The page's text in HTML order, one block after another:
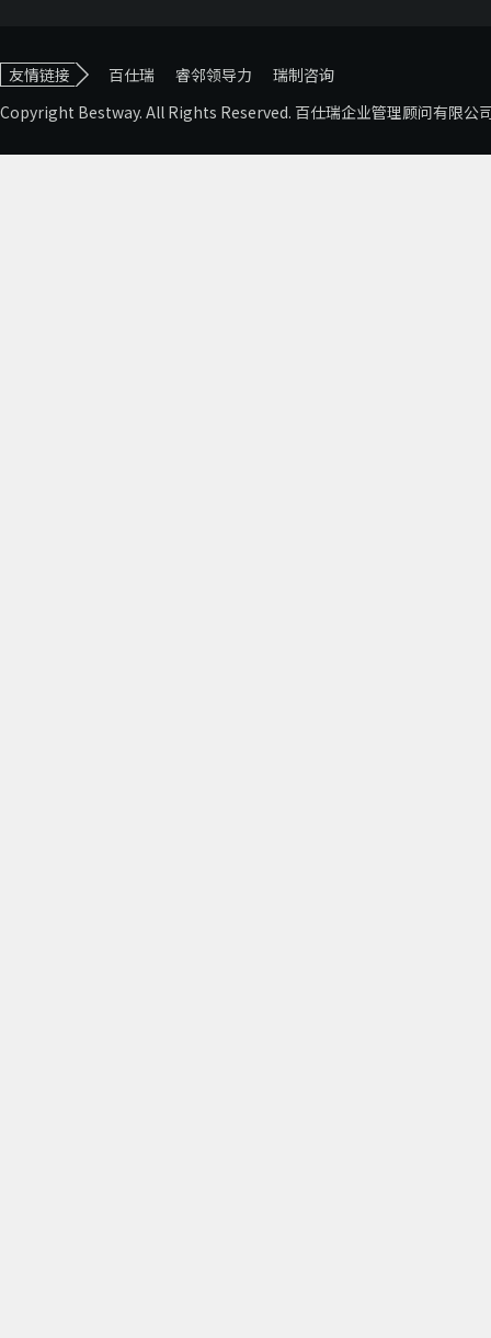
友情链接 百仕瑞 睿邻领导力
瑞制咨询
Copyright Bestway. All Rights Reserved. 百仕瑞企业管理顾问有限公